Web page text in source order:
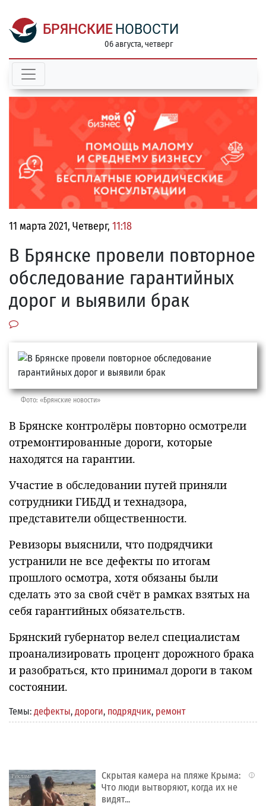
БРЯНСКИЕ НОВОСТИ
06 августа, четверг
11 марта 2021, Четверг, 11:18
В Брянске провели повторное
обследование гарантийных
дорог и выявили брак
Фото: «Брянские новости»
В Брянске контролёры повторно осмотрели
отремонтированные дороги, которые
находятся на гарантии.
Участие в обследовании путей приняли
сотрудники ГИБДД и технадзора,
представители общественности.
Ревизоры выяснили, что подрядчики
устранили не все дефекты по итогам
прошлого осмотра, хотя обязаны были
сделать это за свой счёт в рамках взятых на
себя гарантийных обязательств.
Брянский губернатор велел специалистам
проанализировать процент дорожного брака
и разобраться, кто принимал дороги в таком
состоянии.
Темы: дефекты, дороги, подрядчик, ремонт
i
Скрытая камера на пляже Крыма:
Что люди вытворяют, когда их не
видят...